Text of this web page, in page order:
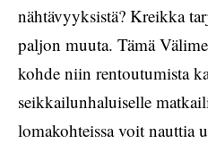
nähtävyyksistä? Kreikka
paljon muuta. Tämä
kohde niin rentoutumista
seikkailunhaluiselle
lomakohteissa voit nauttia